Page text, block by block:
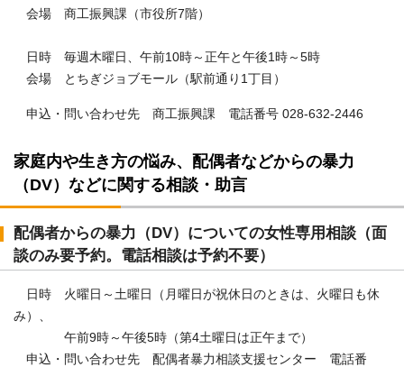
会場 商工振興課（市役所7階）
日時 毎週木曜日、午前10時～正午と午後1時～5時
会場 とちぎジョブモール（駅前通り1丁目）
申込・問い合わせ先 商工振興課 電話番号 028-632-2446
家庭内や生き方の悩み、配偶者などからの暴力
（DV）などに関する相談・助言
配偶者からの暴力（DV）についての女性専用相談（面
談のみ要予約。電話相談は予約不要）
日時 火曜日～土曜日（月曜日が祝休日のときは、火曜日も休
み）、
午前9時～午後5時（第4土曜日は正午まで）
申込・問い合わせ先 配偶者暴力相談支援センター 電話番